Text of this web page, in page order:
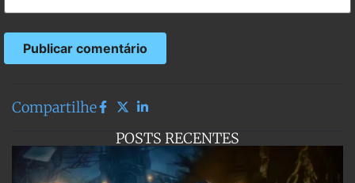
Compartilhe
POSTS RECENTES